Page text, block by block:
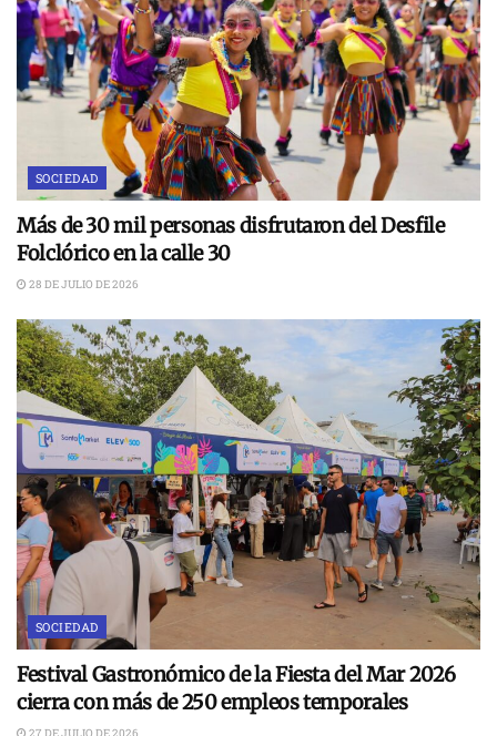
SOCIEDAD
Más de 30 mil personas disfrutaron del Desfile
Folclórico en la calle 30
28 DE JULIO DE 2026
SOCIEDAD
Festival Gastronómico de la Fiesta del Mar 2026
cierra con más de 250 empleos temporales